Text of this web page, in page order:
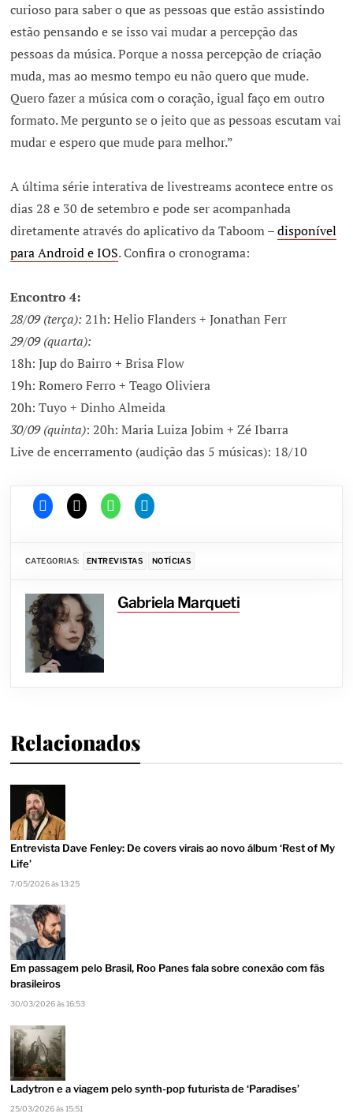
curioso para saber o que as pessoas que estão assistindo
estão pensando e se isso vai mudar a percepção das
pessoas da música. Porque a nossa percepção de criação
muda, mas ao mesmo tempo eu não quero que mude.
Quero fazer a música com o coração, igual faço em outro
formato. Me pergunto se o jeito que as pessoas escutam vai
mudar e espero que mude para melhor.”
A última série interativa de livestreams acontece entre os
dias 28 e 30 de setembro e pode ser acompanhada
diretamente através do aplicativo da Taboom –disponível
para Android e IOS. Confira o cronograma:
Encontro 4:
28/09 (terça): 21h: Helio Flanders + Jonathan Ferr
29/09 (quarta):
18h: Jup do Bairro + Brisa Flow
19h: Romero Ferro + Teago Oliviera
20h: Tuyo + Dinho Almeida
30/09 (quinta): 20h: Maria Luiza Jobim + Zé Ibarra
Live de encerramento (audição das 5 músicas): 18/10
CATEGORIAS: ENTREVISTAS NOTÍCIAS
Gabriela Marqueti
Relacionados
Entrevista Dave Fenley: De covers virais ao novo álbum ‘Rest of My
Life’
7/05/2026 às 13:25
Em passagem pelo Brasil, Roo Panes fala sobre conexão com fãs
brasileiros
30/03/2026 às 16:53
Ladytron e a viagem pelo synth-pop futurista de ‘Paradises’
25/03/2026 às 15:51